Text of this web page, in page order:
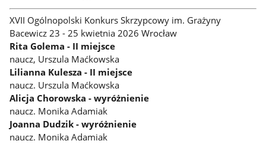
XVII Ogólnopolski Konkurs Skrzypcowy im. Grażyny
Bacewicz 23 - 25 kwietnia 2026 Wrocław
Rita Golema - II miejsce
naucz, Urszula Maćkowska
Lilianna Kulesza - II miejsce
naucz. Urszula Maćkowska
Alicja Chorowska - wyróżnienie
naucz. Monika Adamiak
Joanna Dudzik - wyróżnienie
naucz. Monika Adamiak